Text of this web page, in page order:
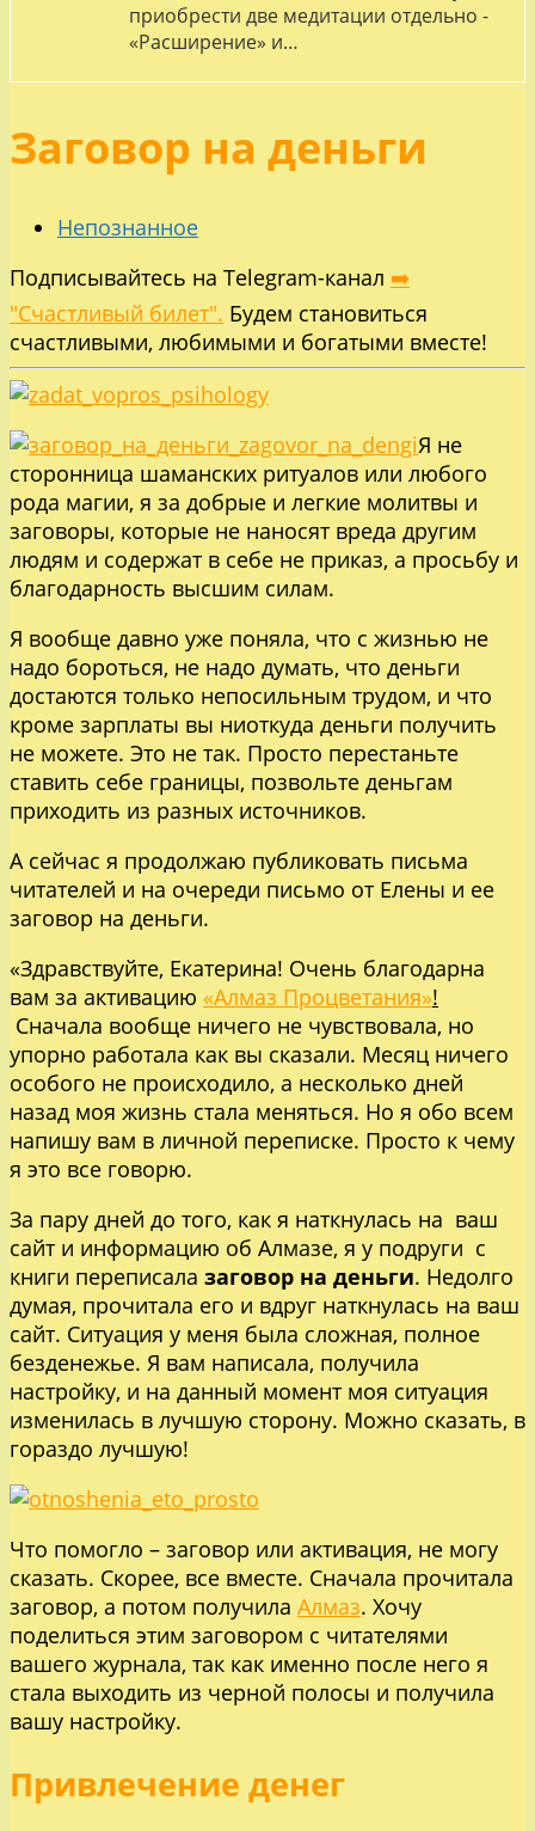
приобрести две медитации отдельно -
«Расширение» и…
Заговор на деньги
Непознанное
Подписывайтесь на Telegram-канал ➡️
"Счастливый билет". Будем становиться
счастливыми, любимыми и богатыми вместе!
Я не
сторонница шаманских ритуалов или любого
рода магии, я за добрые и легкие молитвы и
заговоры, которые не наносят вреда другим
людям и содержат в себе не приказ, а просьбу и
благодарность высшим силам.
Я вообще давно уже поняла, что с жизнью не
надо бороться, не надо думать, что деньги
достаются только непосильным трудом, и что
кроме зарплаты вы ниоткуда деньги получить
не можете. Это не так. Просто перестаньте
ставить себе границы, позвольте деньгам
приходить из разных источников.
А сейчас я продолжаю публиковать письма
читателей и на очереди письмо от Елены и ее
заговор на деньги.
«Здравствуйте, Екатерина! Очень благодарна
вам за активацию «Алмаз Процветания»!
Сначала вообще ничего не чувствовала, но
упорно работала как вы сказали. Месяц ничего
особого не происходило, а несколько дней
назад моя жизнь стала меняться. Но я обо всем
напишу вам в личной переписке. Просто к чему
я это все говорю.
За пару дней до того, как я наткнулась на ваш
сайт и информацию об Алмазе, я у подруги с
книги переписала заговор на деньги. Недолго
думая, прочитала его и вдруг наткнулась на ваш
сайт. Ситуация у меня была сложная, полное
безденежье. Я вам написала, получила
настройку, и на данный момент моя ситуация
изменилась в лучшую сторону. Можно сказать, в
гораздо лучшую!
Что помогло – заговор или активация, не могу
сказать. Скорее, все вместе. Сначала прочитала
заговор, а потом получила Алмаз. Хочу
поделиться этим заговором с читателями
вашего журнала, так как именно после него я
стала выходить из черной полосы и получила
вашу настройку.
Привлечение денег